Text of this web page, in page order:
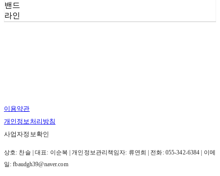
밴드
라인
이용약관
개인정보처리방침
사업자정보확인
상호: 찬슬 | 대표: 이순복 | 개인정보관리책임자: 류연희 | 전화: 055-342-6384 | 이메
일: fbaudgh39@naver.com